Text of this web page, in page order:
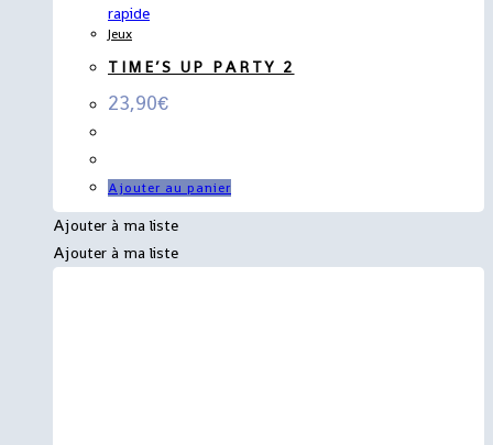
rapide
Jeux
TIME’S UP PARTY 2
23,90€
Ajouter au panier
Ajouter à ma liste
Ajouter à ma liste